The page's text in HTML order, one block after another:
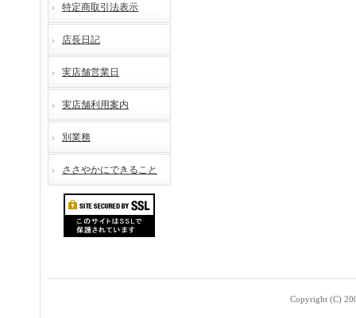
特定商取引法表示
店長日記
実店舗営業日
実店舗利用案内
別業務
ささやかにできること
Copyright (C)